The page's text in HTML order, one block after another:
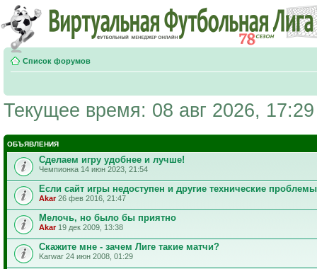
Список форумов
Текущее время: 08 авг 2026, 17:29
ОБЪЯВЛЕНИЯ
Сделаем игру удобнее и лучше!
Чемпионка 14 июн 2023, 21:54
Если сайт игры недоступен и другие технические проблемы
Akar26 фев 2016, 21:47
Мелочь, но было бы приятно
Akar19 дек 2009, 13:38
Скажите мне - зачем Лиге такие матчи?
Karwar 24 июн 2008, 01:29